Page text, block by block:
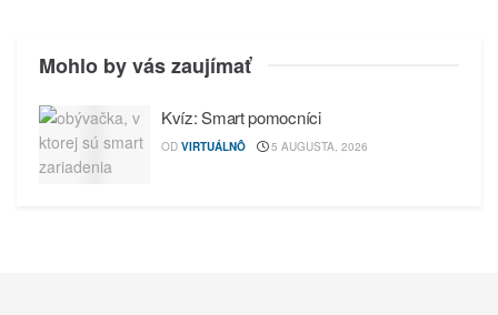
Mohlo by vás zaujímať
Kvíz: Smart pomocníci
OD VIRTUÁLNÔ 5 AUGUSTA, 2026